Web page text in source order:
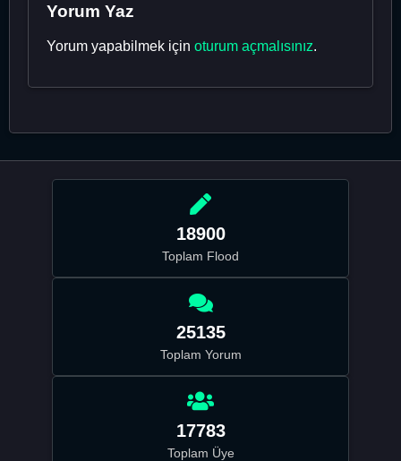
Yorum Yaz
Yorum yapabilmek için oturum açmalısınız.
18900
Toplam Flood
25135
Toplam Yorum
17783
Toplam Üye